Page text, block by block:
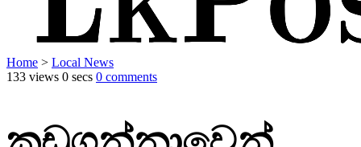
Home > Local News
133 views 0 secs 0 comments